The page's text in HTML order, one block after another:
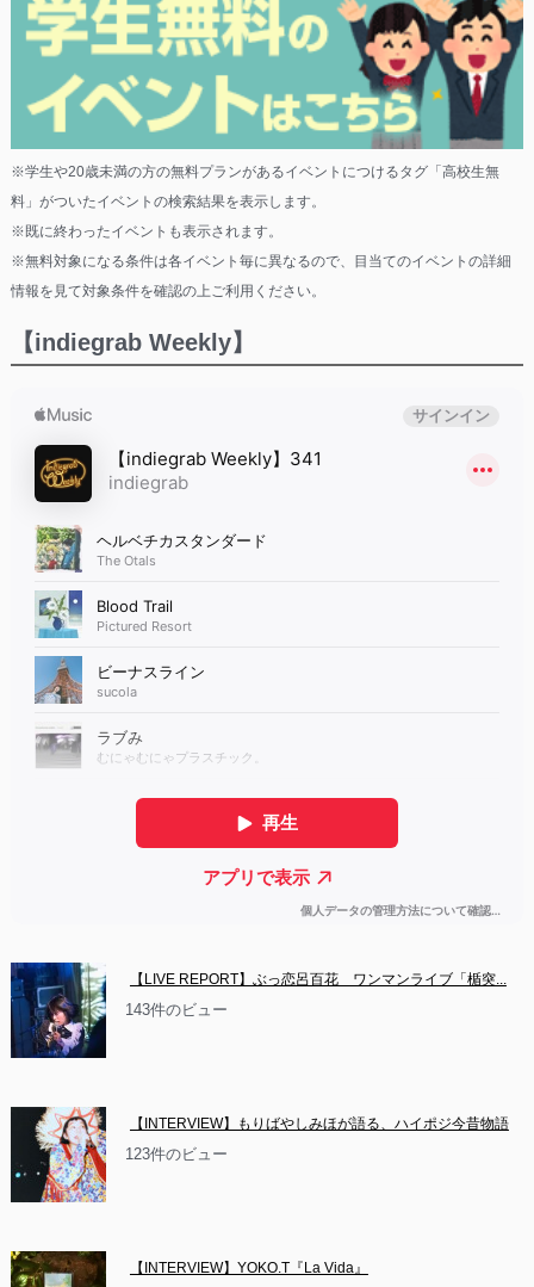
※学生や20歳未満の方の無料プランがあるイベントにつけるタグ「高校生無
料」がついたイベントの検索結果を表示します。
※既に終わったイベントも表示されます。
※無料対象になる条件は各イベント毎に異なるので、目当てのイベントの詳細
情報を見て対象条件を確認の上ご利用ください。
【indiegrab Weekly】
【LIVE REPORT】ぶっ恋呂百花　ワンマンライブ「楯突...
143件のビュー
【INTERVIEW】もりばやしみほが語る、ハイポジ今昔物語
123件のビュー
【INTERVIEW】YOKO.T『La Vida』